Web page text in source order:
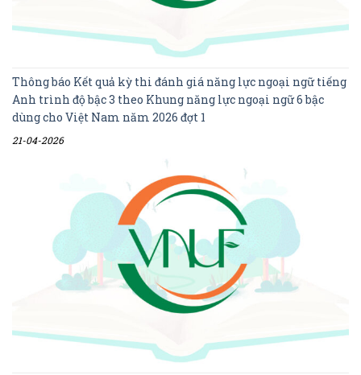
Thông báo Kết quả kỳ thi đánh giá năng lực ngoại ngữ tiếng
Anh trình độ bậc 3 theo Khung năng lực ngoại ngữ 6 bậc
dùng cho Việt Nam năm 2026 đợt 1
21-04-2026